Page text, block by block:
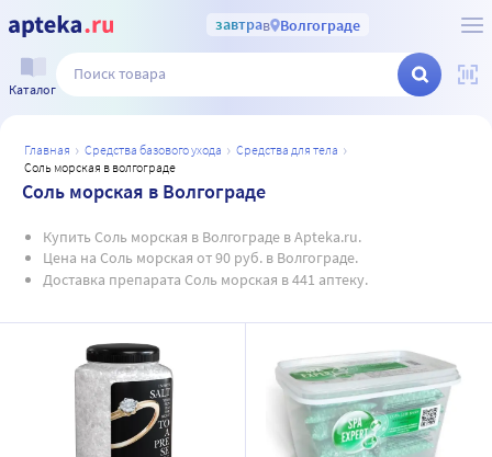
завтрав Волгограде
Каталог
главная средства базового ухода
средства для тела
соль морская в волгограде
Соль морская в Волгограде
Купить Соль морская в Волгограде в Apteka.ru.
Цена на Соль морская от 90 руб. в Волгограде.
Доставка препарата Соль морская в 441 аптеку.